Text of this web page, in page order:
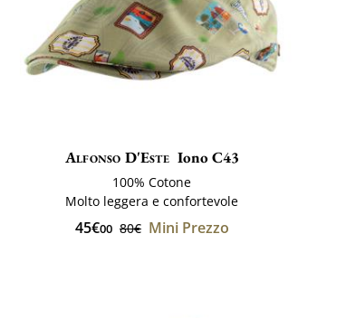
Alfonso D'Este Iono C43
100% Cotone
Molto leggera e confortevole
45€00 80€ Mini Prezzo